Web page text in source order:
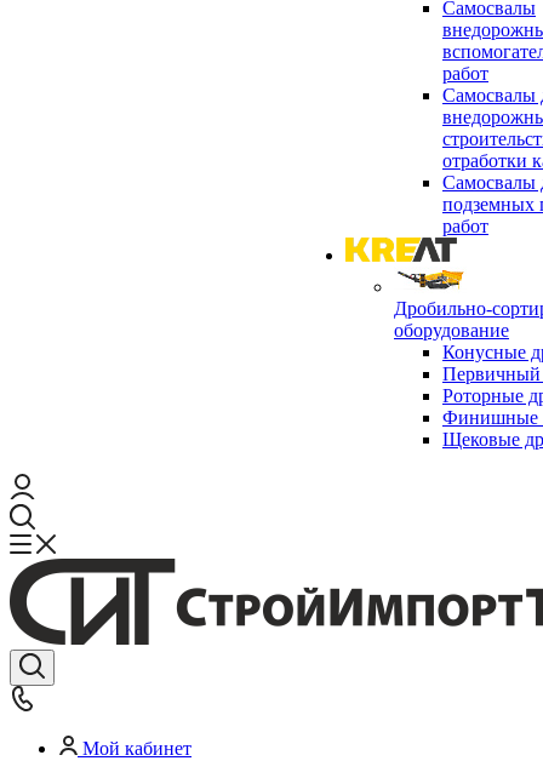
Самосвалы
работ
Самосвалы
отработки
Самосвалы
подземных
работ
Дробильно-
оборудование
Конусные
Первичный
Роторные
Финишные
Щековые
Мой кабинет